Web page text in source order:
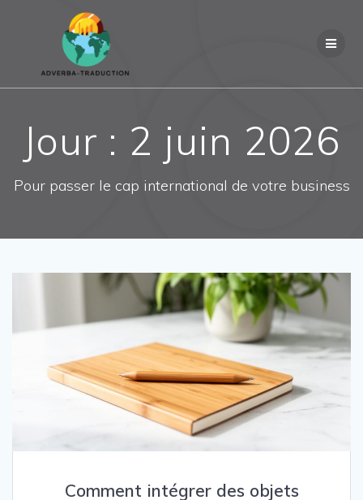
Jour : 2 juin 2026
Pour passer le cap international de votre business
Comment intégrer des objets